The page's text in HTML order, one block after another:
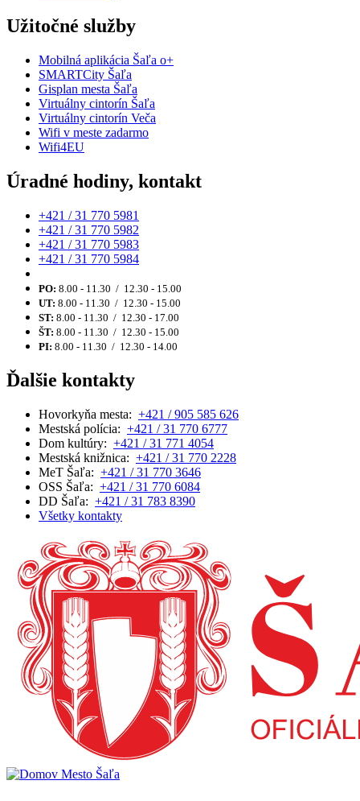
Užitočné služby
Mobilná aplikácia Šaľa o+
SMARTCity Šaľa
Gisplan mesta Šaľa
Virtuálny cintorín Šaľa
Virtuálny cintorín Veča
Wifi v meste zadarmo
Wifi4EU
Úradné hodiny, kontakt
+421 / 31 770 5981
+421 / 31 770 5982
+421 / 31 770 5983
+421 / 31 770 5984
PO: 8.00 - 11.30 / 12.30 - 15.00
UT: 8.00 - 11.30 / 12.30 - 15.00
ST: 8.00 - 11.30 / 12.30 - 17.00
ŠT: 8.00 - 11.30 / 12.30 - 15.00
PI: 8.00 - 11.30 / 12.30 - 14.00
Ďalšie kontakty
Hovorkyňa mesta: +421 / 905 585 626
Mestská polícia: +421 / 31 770 6777
Dom kultúry: +421 / 31 771 4054
Mestská knižnica: +421 / 31 770 2228
MeT Šaľa: +421 / 31 770 3646
OSS Šaľa: +421 / 31 770 6084
DD Šaľa: +421 / 31 783 8390
Všetky kontakty